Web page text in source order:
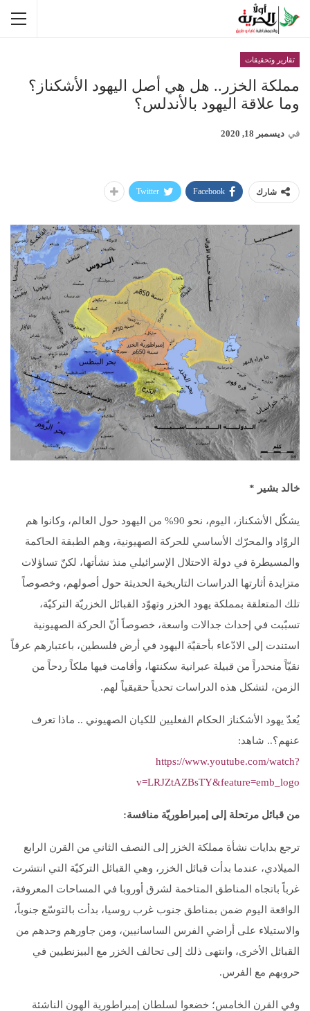
تقارير وتحقيقات
مملكة الخزر.. هل هي أصل اليهود الأشكناز؟
وما علاقة اليهود بالأندلس؟
في ديسمبر 18, 2020
شارك Facebook
Twitter
خالد بشير *
يشكّل الأشكناز، اليوم، نحو 90% من اليهود حول العالم، وكانوا هم
الروّاد والمحرّك الأساسي للحركة الصهيونية، وهم الطبقة الحاكمة
والمسيطرة في دولة الاحتلال الإسرائيلي منذ نشأتها، لكنّ تساؤلات
متزايدة أثارتها الدراسات التاريخية الحديثة حول أصولهم، وخصوصاً
تلك المتعلقة بمملكة يهود الخزر وتهوّد القبائل الخزريّة التركيّة،
تسبّبت في إحداث جدالات واسعة، خصوصاً أنّ الحركة الصهيونية
استندت إلى الادّعاء بأحقيّة اليهود في أرض فلسطين، باعتبارهم عرقاً
نقيّاً منحدراً من قبيلة عبرانية سكنتها، وأقامت فيها ملكاً ردحاً من
الزمن، لتشكل هذه الدراسات تحدياً حقيقياً لهم.
يُعدّ يهود الأشكناز الحكام الفعليين للكيان الصهيوني .. ماذا تعرف
عنهم؟.. شاهد:
https://www.youtube.com/watch?
v=LRJZtAZBsTY&feature=emb_logo
من قبائل مرتحلة إلى إمبراطوريّة منافسة:
ترجع بدايات نشأة مملكة الخزر إلى النصف الثاني من القرن الرابع
الميلادي، عندما بدأت قبائل الخزر، وهي القبائل التركيّة التي انتشرت
غرباً باتجاه المناطق المتاخمة لشرق أوروبا في المساحات المعروفة،
الواقعة اليوم ضمن بمناطق جنوب غرب روسيا، بدأت بالتوسّع جنوباً،
والاستيلاء على أراضي الفرس الساسانيين، ومن جاورهم وحدهم من
القبائل الأخرى، وانتهى ذلك إلى تحالف الخزر مع البيزنطيين في
حروبهم مع الفرس.
وفي القرن الخامس؛ خضعوا لسلطان إمبراطورية الهون الناشئة